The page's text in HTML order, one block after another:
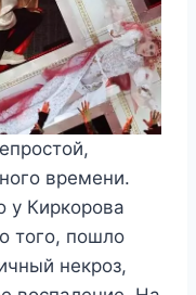
времени.
у Киркорова
того, пошло
некроз,